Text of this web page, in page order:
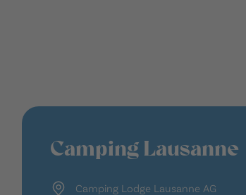
Camping Lausanne
Camping Lodge Lausanne AG